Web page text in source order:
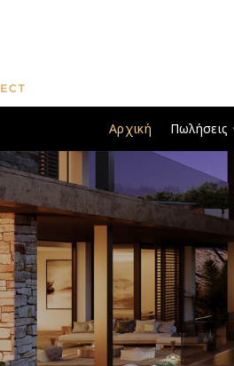
Αρχική Πωλήσεις